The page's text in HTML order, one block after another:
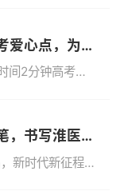
河南大学淮河医院高考爱心点，为每一个梦想保驾护航！
全文共985字，预计阅读时间2分钟高考的战鼓擂响，万千考生怀揣着对未来的无限憧憬，奔赴这场意义非凡的逐梦之旅；当考试结束的铃声响起，这场没有硝烟的“战役”落下帷幕。在这个特殊的时间里，河南大学淮河医院积极践行社会责任，在医务部和门急诊办的统筹引领下，在全市各高考考点均同步设立爱心服务站，为考生和考生家长提供饮用水、解暑药物和健康咨询服务。01 高温下的坚守：构筑爱心防线高考期间，闷热的天气如同...
五四特辑｜执青春之笔，书写淮医人的使命担当
微课堂 习近平总书记指出，新时代新征程上，全国各族青年听从党和人民的召唤，在科技创新、乡村振兴、绿色发展、社会服务、卫国戍边等各领域各方面勇当排头兵和生力军，展现出自信自强、刚健有为的精神风貌。他们用行动诠释着青春的价值，彰显着新时代青年的责任与担当，也赢得了党和人民的高度赞誉。五四精神，历经百年岁月洗礼如熠熠火炬，代代相传值此五四青年节即将来临之际河南大学淮河医院团委精心组织了一系列精彩纷...